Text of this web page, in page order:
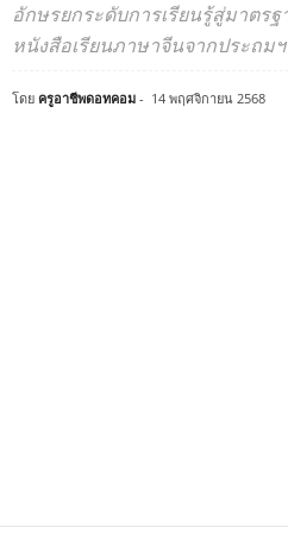
อักษรยกระดับการเรียนรู้สู่มาตร
หนังสือเรียนภาษาจีนจากประถม
โดย ครูอาชีพดอทคอม - 14 พฤศจิกายน 2568